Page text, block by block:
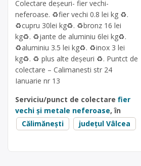
Colectare deșeuri- fier vechi-
neferoase. ♻️fier vechi 0.8 lei kg ♻️.
♻️cupru 30lei kg♻️. ♻️bronz 16 lei
kg♻️. ♻️jante de aluminiu 6lei kg♻️.
♻️aluminiu 3.5 lei kg♻️. ♻️inox 3 lei
kg♻️. ♻️ plus alte deșeuri ♻️. Puntct de
colectare – Calimanesti str 24
Ianuarie nr 13
Serviciu/punct de colectare fier
vechi și metale neferoase, în
Călimănești
județul Vâlcea